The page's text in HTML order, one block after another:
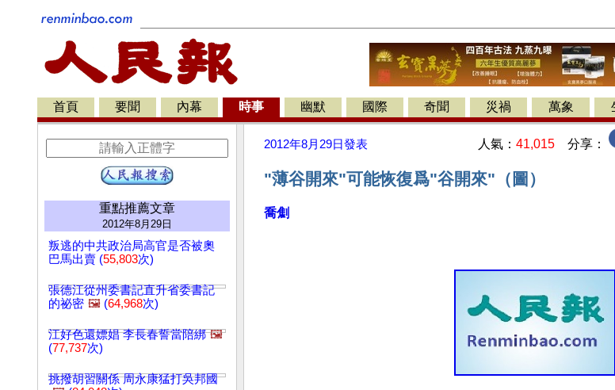
首頁 要聞 內幕 時事 幽默 國際 奇聞 災禍 萬象
重點推薦文章
2012年8月29日
叛逃的中共政治局高官是否被奧
巴馬出賣 (55,803次)
張德江從州委書記直升省委書記
的祕密 🖼️ (64,968次)
江好色還嫖娼 李長春誓當陪綁 🖼️
(77,737次)
挑撥胡習關係 周永康猛打吳邦國
2012年8月29日發表 人氣： 41,015 分享：
"薄谷開來"可能恢復爲"谷開來"（圖）
喬劁